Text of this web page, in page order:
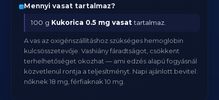
Mennyi vasat tartalmaz?
100 g Kukorica 0.5 mg vasattartalmaz.
A vas az oxigénszállításhoz szükséges hemoglobin
kulcsösszetevője. Vashiány fáradtságot, csökkent
terhelhetőséget okozhat — ami edzés alapú fogyásnál
közvetlenül rontja a teljesítményt. Napi ajánlott bevitel:
nőknek 18 mg, férfiaknak 10 mg.